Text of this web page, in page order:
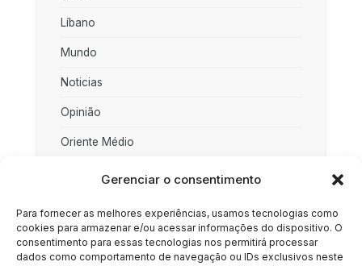
Gerenciar o consentimento
Para fornecer as melhores experiências, usamos tecnologias como
cookies para armazenar e/ou acessar informações do dispositivo. O
consentimento para essas tecnologias nos permitirá processar
dados como comportamento de navegação ou IDs exclusivos neste
Líbano
Mundo
Noticias
Opinião
Oriente Médio
Rússia
Sociedade